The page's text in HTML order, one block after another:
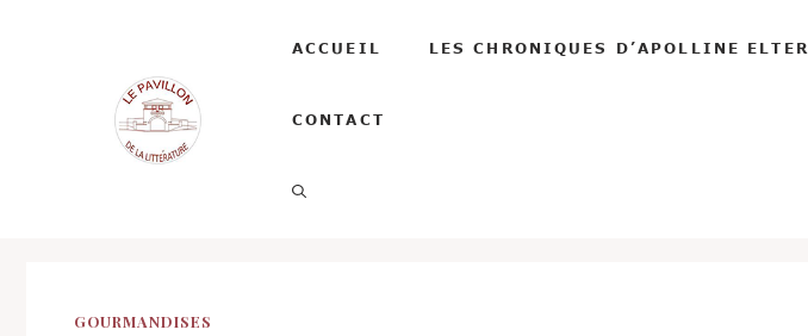
ACCUEIL LES CHRONIQUES D’APOLLINE ELTER
CONTACT
GOURMANDISES